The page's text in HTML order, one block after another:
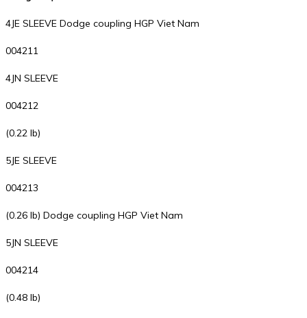
4JE SLEEVE Dodge coupling HGP Viet Nam
004211
4JN SLEEVE
004212
(0.22 lb)
5JE SLEEVE
004213
(0.26 lb) Dodge coupling HGP Viet Nam
5JN SLEEVE
004214
(0.48 lb)